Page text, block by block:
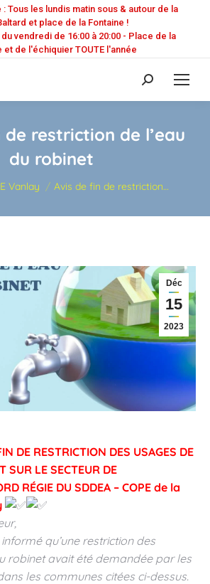
: Tous les lundis matin sous & autour de la
et place de la Fontaine !
vendredi de 16:00 à 20:00 - Place de la
et de l'échiquier TOUTE l'année
Recherche
:
de restriction de l’eau
du robinet
Vanlay Avis de fin de restriction…
Déc
15
2023
DE RESTRICTION DES USAGES DE
SUR LE SECTEUR DE
RÉGIE DU SDDEA – COPE de la
qu’une restriction des
robinet avait été demandée par les
les communes citées ci-dessus.